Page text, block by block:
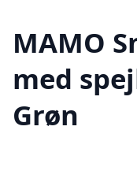
MAMO
med
Grøn